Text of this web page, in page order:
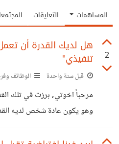
المساهمات التعليقات
2
هل لديك القدرة أن
تنفيذي"
قبل سنة واحدة الوظائف
مرحباً اخوتي, برزت في تلك
وهو يكون عادة شخص لديه
استخدام البرامج السحابية